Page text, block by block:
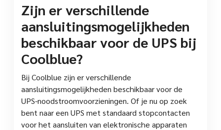
Zijn er verschillende
aansluitingsmogelijkheden
beschikbaar voor de UPS bij
Coolblue?
Bij Coolblue zijn er verschillende
aansluitingsmogelijkheden beschikbaar voor de
UPS-noodstroomvoorzieningen. Of je nu op zoek
bent naar een UPS met standaard stopcontacten
voor het aansluiten van elektronische apparaten